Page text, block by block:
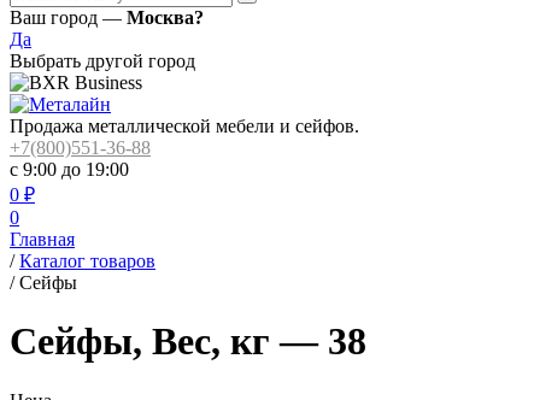
Ваш город — Москва?
Да
Выбрать другой город
Продажа металлической мебели и сейфов.
+7(800)551-36-88
с 9:00 до 19:00
0 ₽
0
Главная
/ Каталог товаров
/ Сейфы
Сейфы, Вес, кг — 38